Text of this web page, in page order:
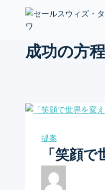
成功の方
提案
「笑顔